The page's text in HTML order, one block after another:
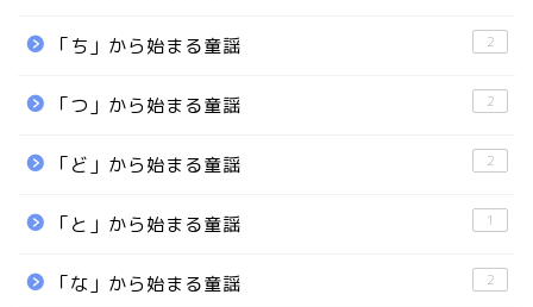
「ち」から始まる童謡 2
「つ」から始まる童謡 2
「ど」から始まる童謡 2
「と」から始まる童謡 1
「な」から始まる童謡 2